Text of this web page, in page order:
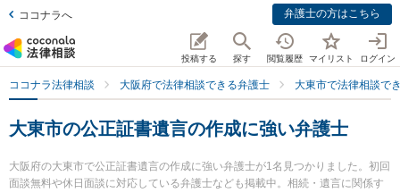
ココナラへ 弁護士の方はこちら
投稿する 探す 閲覧履歴 マイリスト ログイン
ココナラ法律相談 大阪府で法律相談できる弁護士 大東市で法律相談で
大東市の公正証書遺言の作成に強い弁護士
大阪府の大東市で公正証書遺言の作成に強い弁護士が1名見つかりました。初回
面談無料や休日面談に対応している弁護士なども掲載中。相続・遺言に関係す